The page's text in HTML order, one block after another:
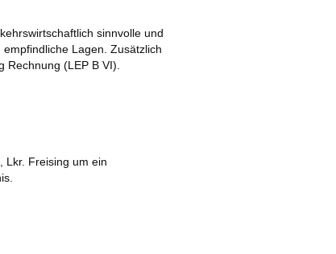
sinnvolle und
Lagen. Zusätzlich
(LEP B VI).
Lkr. Freising um ein